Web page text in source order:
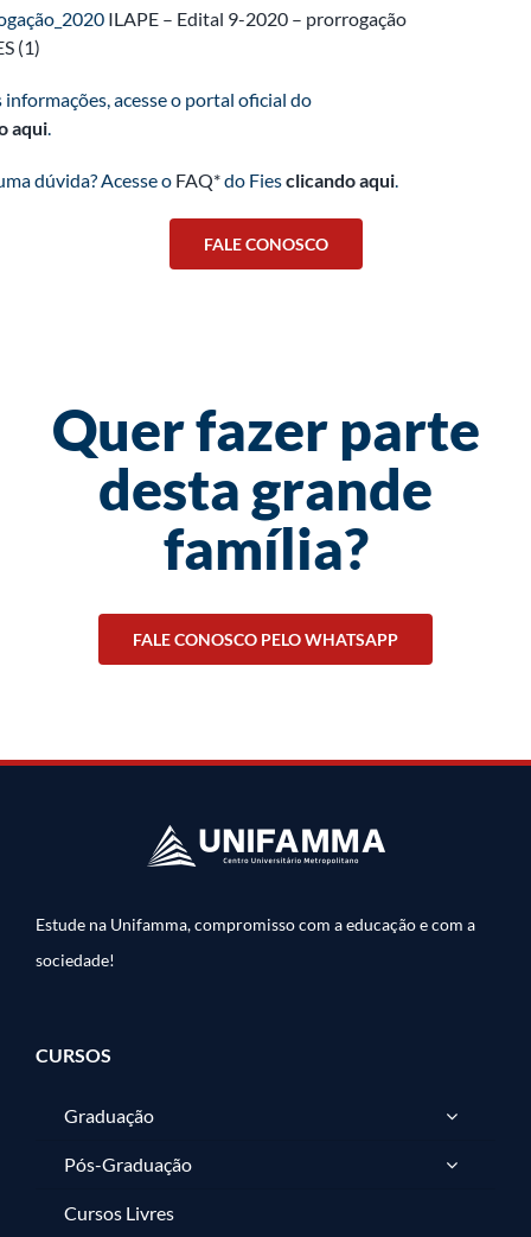
ILAPE – Edital 9-2020 – prorrogação
(1)
informações, acesse o portal oficial do
aqui.
dúvida? Acesse o FAQ*do Fiesclicando aqui.
FALE CONOSCO
Quer fazer parte
desta grande
família?
FALE CONOSCO PELO WHATSAPP
Estude na Unifamma, compromisso com a educação e com a
sociedade!
CURSOS
Graduação
Pós-Graduação
Cursos Livres